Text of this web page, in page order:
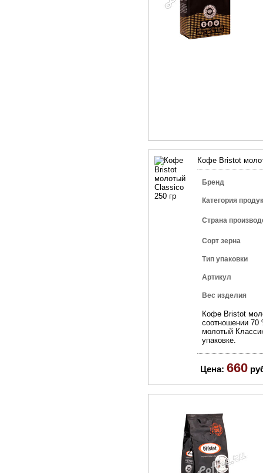
Кофе Bristot
Бренд
Категория
Страна
Сорт зерна
Тип упаковки
Артикул
Вес изделия
Кофе Bristot
соотношении 70
молотый
упаковке.
Цена: 660